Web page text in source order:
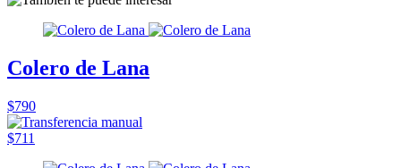
Colero de Lana
$790
$711